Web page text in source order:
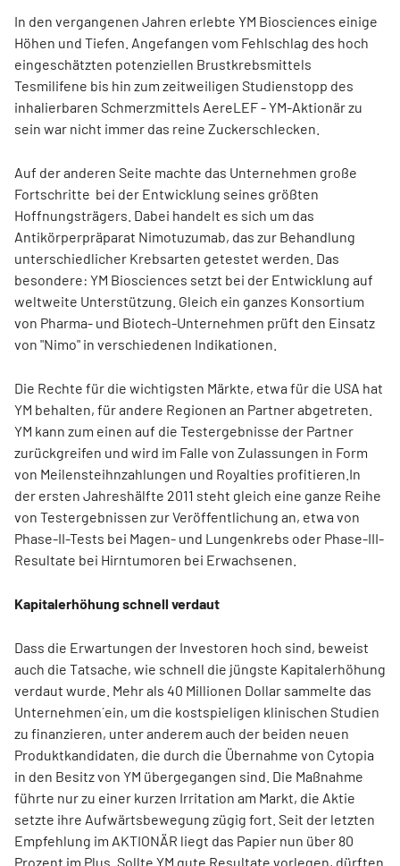
In den vergangenen Jahren erlebte YM Biosciences einige
Höhen und Tiefen. Angefangen vom Fehlschlag des hoch
eingeschätzten potenziellen Brustkrebsmittels
Tesmilifene bis hin zum zeitweiligen Studienstopp des
inhalierbaren Schmerzmittels AereLEF - YM-Aktionär zu
sein war nicht immer das reine Zuckerschlecken.
Auf der anderen Seite machte das Unternehmen große
Fortschritte bei der Entwicklung seines größten
Hoffnungsträgers. Dabei handelt es sich um das
Antikörperpräparat Nimotuzumab, das zur Behandlung
unterschiedlicher Krebsarten getestet werden. Das
besondere: YM Biosciences setzt bei der Entwicklung auf
weltweite Unterstützung. Gleich ein ganzes Konsortium
von Pharma- und Biotech-Unternehmen prüft den Einsatz
von "Nimo" in verschiedenen Indikationen.
Die Rechte für die wichtigsten Märkte, etwa für die USA hat
YM behalten, für andere Regionen an Partner abgetreten.
YM kann zum einen auf die Testergebnisse der Partner
zurückgreifen und wird im Falle von Zulassungen in Form
von Meilensteihnzahlungen und Royalties profitieren.In
der ersten Jahreshälfte 2011 steht gleich eine ganze Reihe
von Testergebnissen zur Veröffentlichung an, etwa von
Phase-II-Tests bei Magen- und Lungenkrebs oder Phase-III-
Resultate bei Hirntumoren bei Erwachsenen.
Kapitalerhöhung schnell verdaut
Dass die Erwartungen der Investoren hoch sind, beweist
auch die Tatsache, wie schnell die jüngste Kapitalerhöhung
verdaut wurde. Mehr als 40 Millionen Dollar sammelte das
Unternehmen´ein, um die kostspieligen klinischen Studien
zu finanzieren, unter anderem auch der beiden neuen
Produktkandidaten, die durch die Übernahme von Cytopia
in den Besitz von YM übergegangen sind. Die Maßnahme
führte nur zu einer kurzen Irritation am Markt, die Aktie
setzte ihre Aufwärtsbewegung zügig fort. Seit der letzten
Empfehlung im AKTIONÄR liegt das Papier nun über 80
Prozent im Plus. Sollte YM gute Resultate vorlegen, dürften